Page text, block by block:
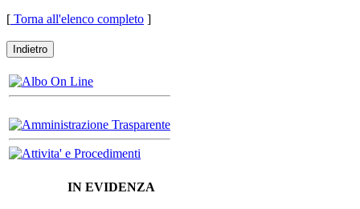
[ Torna all'elenco completo ]
Indietro
IN EVIDENZA